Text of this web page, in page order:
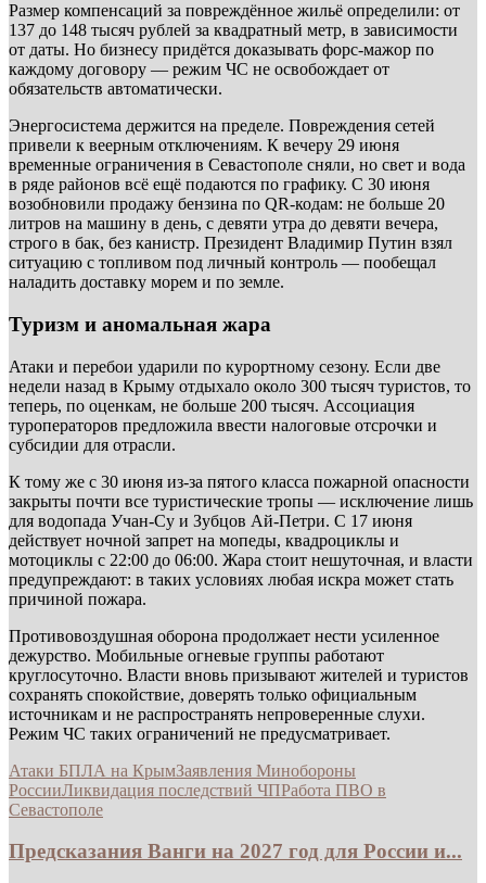
Размер компенсаций за повреждённое жильё определили: от
137 до 148 тысяч рублей за квадратный метр, в зависимости
от даты. Но бизнесу придётся доказывать форс-мажор по
каждому договору — режим ЧС не освобождает от
обязательств автоматически.
Энергосистема держится на пределе. Повреждения сетей
привели к веерным отключениям. К вечеру 29 июня
временные ограничения в Севастополе сняли, но свет и вода
в ряде районов всё ещё подаются по графику. С 30 июня
возобновили продажу бензина по QR-кодам: не больше 20
литров на машину в день, с девяти утра до девяти вечера,
строго в бак, без канистр. Президент Владимир Путин взял
ситуацию с топливом под личный контроль — пообещал
наладить доставку морем и по земле.
Туризм и аномальная жара
Атаки и перебои ударили по курортному сезону. Если две
недели назад в Крыму отдыхало около 300 тысяч туристов, то
теперь, по оценкам, не больше 200 тысяч. Ассоциация
туроператоров предложила ввести налоговые отсрочки и
субсидии для отрасли.
К тому же с 30 июня из-за пятого класса пожарной опасности
закрыты почти все туристические тропы — исключение лишь
для водопада Учан-Су и Зубцов Ай-Петри. С 17 июня
действует ночной запрет на мопеды, квадроциклы и
мотоциклы с 22:00 до 06:00. Жара стоит нешуточная, и власти
предупреждают: в таких условиях любая искра может стать
причиной пожара.
Противовоздушная оборона продолжает нести усиленное
дежурство. Мобильные огневые группы работают
круглосуточно. Власти вновь призывают жителей и туристов
сохранять спокойствие, доверять только официальным
источникам и не распространять непроверенные слухи.
Режим ЧС таких ограничений не предусматривает.
Атаки БПЛА на КрымЗаявления Минобороны
РоссииЛиквидация последствий ЧПРабота ПВО в
Севастополе
Предсказания Ванги на 2027 год для России и...